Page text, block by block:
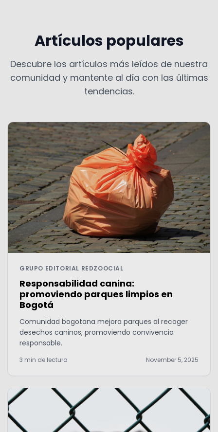
Artículos populares
Descubre los artículos más leídos de nuestra
comunidad y mantente al día con las últimas
tendencias.
GRUPO EDITORIAL REDZOOCIAL
Responsabilidad canina:
promoviendo parques limpios en
Bogotá
Comunidad bogotana mejora parques al recoger
desechos caninos, promoviendo convivencia
responsable.
3 min de lectura November 5, 2025